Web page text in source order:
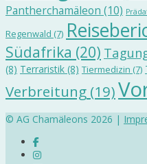
Pantherchamäleon (10)
Regenwald (7)
Südafrika (20)
(8) Terraristik (8) Tiermedizin (7)
Verbreitung (19)
© AG Chamäleons 2026 |